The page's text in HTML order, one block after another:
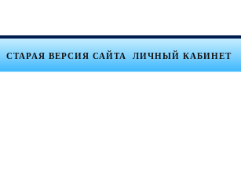
СТАРАЯ ВЕРСИЯ САЙТА ЛИЧНЫЙ КАБИНЕТ